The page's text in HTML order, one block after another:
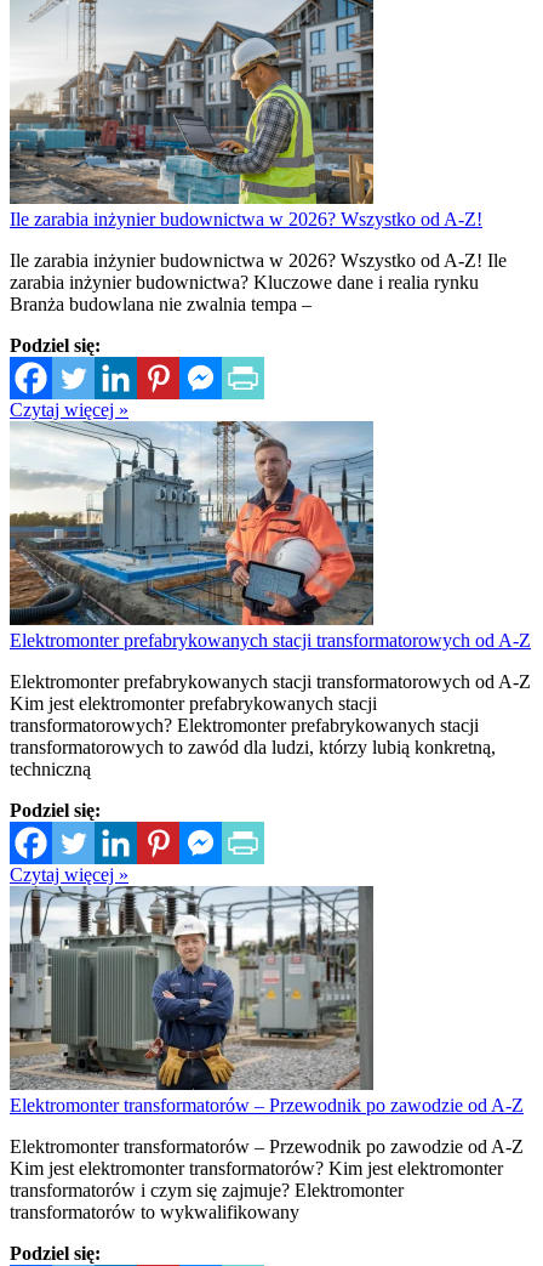
Ile zarabia inżynier budownictwa w 2026? Wszystko od A-Z!
Ile zarabia inżynier budownictwa w 2026? Wszystko od A-Z! Ile
zarabia inżynier budownictwa? Kluczowe dane i realia rynku
Branża budowlana nie zwalnia tempa –
Podziel się:
Czytaj więcej »
Elektromonter prefabrykowanych stacji transformatorowych od A-Z
Elektromonter prefabrykowanych stacji transformatorowych od A-Z
Kim jest elektromonter prefabrykowanych stacji
transformatorowych? Elektromonter prefabrykowanych stacji
transformatorowych to zawód dla ludzi, którzy lubią konkretną,
techniczną
Podziel się:
Czytaj więcej »
Elektromonter transformatorów – Przewodnik po zawodzie od A-Z
Elektromonter transformatorów – Przewodnik po zawodzie od A-Z
Kim jest elektromonter transformatorów? Kim jest elektromonter
transformatorów i czym się zajmuje? Elektromonter
transformatorów to wykwalifikowany
Podziel się: